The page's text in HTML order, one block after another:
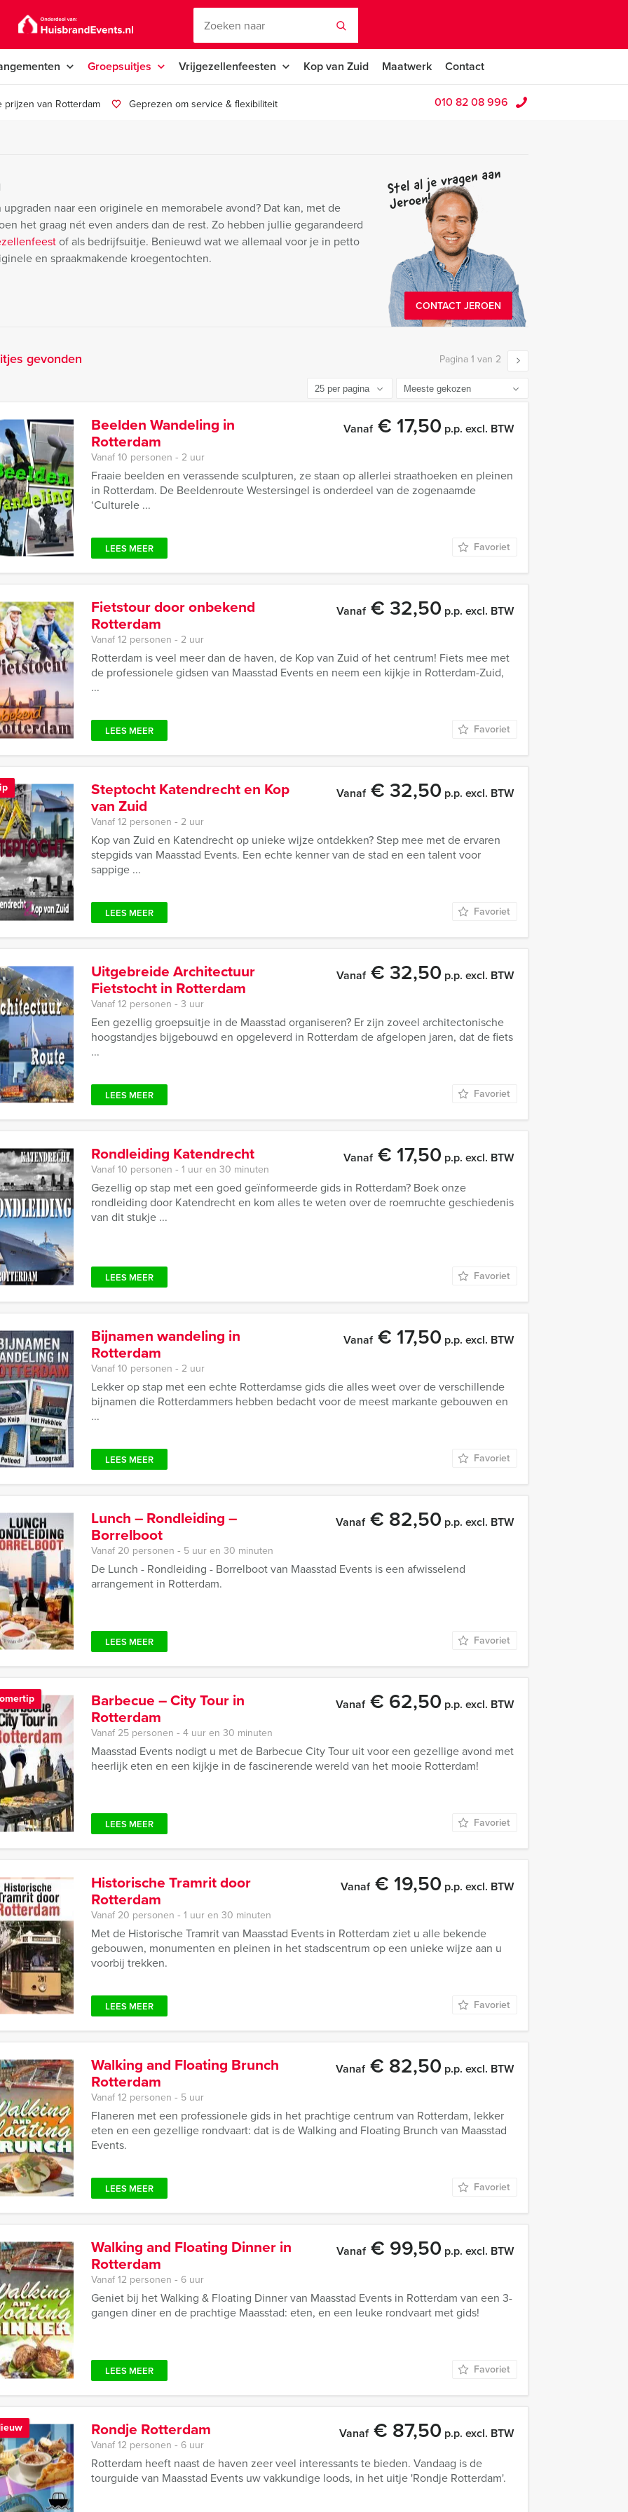
Groepsuitjes Vrijgezellenfeesten Kop van Zuid Maatwerk Contact
prijzen van Rotterdam Geprezen om service & flexibiliteit 010 82 08 996
naar een originele en memorabele avond? Dat kan, met de
het graag nét even anders dan de rest. Zo hebben jullie gegarandeerd
of als bedrijfsuitje. Benieuwd wat we allemaal voor je in petto
en spraakmakende kroegentochten.
Stel al je vragen aan
Jeroen!
CONTACT JEROEN
gevonden Pagina 1 van 2
Beelden Wandeling in
Rotterdam
Vanaf€ 17,50 p.p. excl. BTW
Vanaf 10 personen ‐ 2 uur
Fraaie beelden en verassende sculpturen, ze staan op allerlei straathoeken en pleinen
in Rotterdam. De Beeldenroute Westersingel is onderdeel van de zogenaamde
‘Culturele ...
LEES MEER Favoriet
Fietstour door onbekend
Rotterdam
Vanaf€ 32,50 p.p. excl. BTW
Vanaf 12 personen ‐ 2 uur
Rotterdam is veel meer dan de haven, de Kop van Zuid of het centrum! Fiets mee met
de professionele gidsen van Maasstad Events en neem een kijkje in Rotterdam-Zuid,
...
LEES MEER Favoriet
Steptocht Katendrecht en Kop
van Zuid
Vanaf€ 32,50 p.p. excl. BTW
Vanaf 12 personen ‐ 2 uur
Kop van Zuid en Katendrecht op unieke wijze ontdekken? Step mee met de ervaren
stepgids van Maasstad Events. Een echte kenner van de stad en een talent voor
sappige ...
LEES MEER Favoriet
Uitgebreide Architectuur
Fietstocht in Rotterdam
Vanaf€ 32,50 p.p. excl. BTW
Vanaf 12 personen ‐ 3 uur
Een gezellig groepsuitje in de Maasstad organiseren? Er zijn zoveel architectonische
hoogstandjes bijgebouwd en opgeleverd in Rotterdam de afgelopen jaren, dat de fiets
...
LEES MEER Favoriet
Rondleiding Katendrecht Vanaf€ 17,50 p.p. excl. BTW
Vanaf 10 personen ‐ 1 uur en 30 minuten
Gezellig op stap met een goed geïnformeerde gids in Rotterdam? Boek onze
rondleiding door Katendrecht en kom alles te weten over de roemruchte geschiedenis
van dit stukje ...
LEES MEER Favoriet
Bijnamen wandeling in
Rotterdam
Vanaf€ 17,50 p.p. excl. BTW
Vanaf 10 personen ‐ 2 uur
Lekker op stap met een echte Rotterdamse gids die alles weet over de verschillende
bijnamen die Rotterdammers hebben bedacht voor de meest markante gebouwen en
...
LEES MEER Favoriet
Lunch – Rondleiding –
Borrelboot
Vanaf€ 82,50 p.p. excl. BTW
Vanaf 20 personen ‐ 5 uur en 30 minuten
De Lunch - Rondleiding - Borrelboot van Maasstad Events is een afwisselend
arrangement in Rotterdam.
LEES MEER Favoriet
Barbecue – City Tour in
Rotterdam
Vanaf€ 62,50 p.p. excl. BTW
Vanaf 25 personen ‐ 4 uur en 30 minuten
Maasstad Events nodigt u met de Barbecue City Tour uit voor een gezellige avond met
heerlijk eten en een kijkje in de fascinerende wereld van het mooie Rotterdam!
LEES MEER Favoriet
Historische Tramrit door
Rotterdam
Vanaf€ 19,50 p.p. excl. BTW
Vanaf 20 personen ‐ 1 uur en 30 minuten
Met de Historische Tramrit van Maasstad Events in Rotterdam ziet u alle bekende
gebouwen, monumenten en pleinen in het stadscentrum op een unieke wijze aan u
voorbij trekken.
LEES MEER Favoriet
Walking and Floating Brunch
Rotterdam
Vanaf€ 82,50 p.p. excl. BTW
Vanaf 12 personen ‐ 5 uur
Flaneren met een professionele gids in het prachtige centrum van Rotterdam, lekker
eten en een gezellige rondvaart: dat is de Walking and Floating Brunch van Maasstad
Events.
LEES MEER Favoriet
Walking and Floating Dinner in
Rotterdam
Vanaf€ 99,50 p.p. excl. BTW
Vanaf 12 personen ‐ 6 uur
Geniet bij het Walking & Floating Dinner van Maasstad Events in Rotterdam van een 3-
gangen diner en de prachtige Maasstad: eten, en een leuke rondvaart met gids!
LEES MEER Favoriet
Rondje Rotterdam Vanaf€ 87,50 p.p. excl. BTW
Vanaf 12 personen ‐ 6 uur
Rotterdam heeft naast de haven zeer veel interessants te bieden. Vandaag is de
tourguide van Maasstad Events uw vakkundige loods, in het uitje 'Rondje Rotterdam'.